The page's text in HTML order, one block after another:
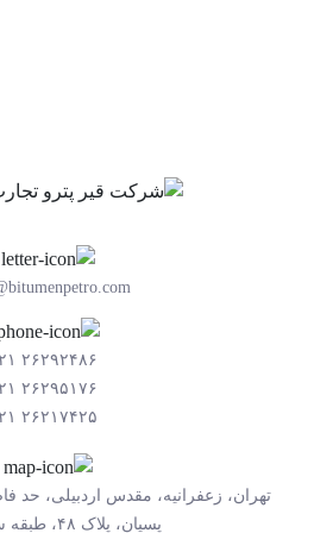
۲۶۲۹۲۴۸۶ ۰۲۱
۲۶۲۹۵۱۷۶ ۰۲۱
۲۶۲۱۷۴۲۵ ۰۲۱
تهران، زعفرانیه، مقدس اردبیلی، حد
پسیان، پلاک ۴۸، طبقه سوم جنوبی